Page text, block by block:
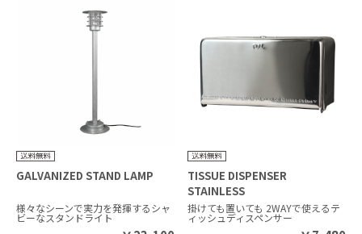
GALVANIZED STAND LAMP
様々なシーンで実力を発揮するシャ
ビーなスタンドライト
TISSUE DISPENSER
STAINLESS
掛けても置いても 2WAYで使えるテ
ィッシュディスペンサー